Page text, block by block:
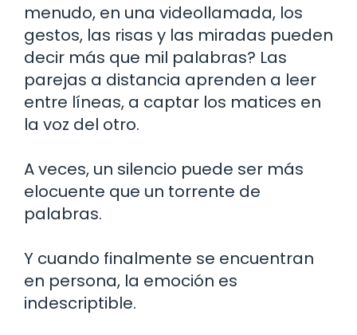
menudo, en una videollamada, los
gestos, las risas y las miradas pueden
decir más que mil palabras? Las
parejas a distancia aprenden a leer
entre líneas, a captar los matices en
la voz del otro.
A veces, un silencio puede ser más
elocuente que un torrente de
palabras.
Y cuando finalmente se encuentran
en persona, la emoción es
indescriptible.